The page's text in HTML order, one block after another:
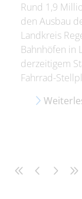
Rund 1,9
den Ausbau
Landkreis
Bahnhöfen in
derzeitigem
Fahrrad-